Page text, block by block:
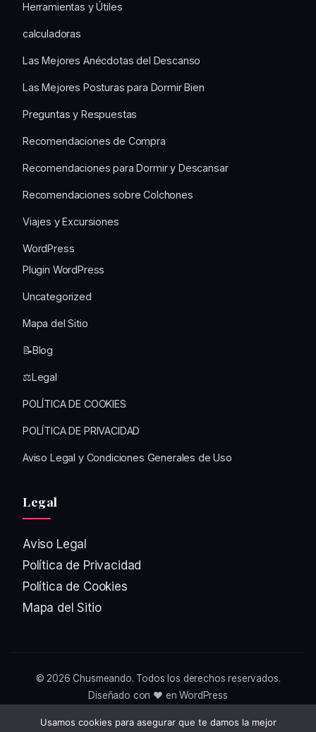
Herramientas y Útiles
calculadoras
Las Mejores Anécdotas del Descanso
Las Mejores Posturas para Dormir Bien
Preguntas y Respuestas
Recomendaciones de Compra
Recomendaciones para Dormir y Descansar
Recomendaciones sobre Colchones
Viajes y Excursiones
WordPress
Plugin WordPress
Uncategorized
Mapa del Sitio
📝Blog
⚖️Legal
POLÍTICA DE COOKIES
POLÍTICA DE PRIVACIDAD
Aviso Legal y Condiciones Generales de Uso
Legal
Aviso Legal
Política de Privacidad
Política de Cookies
Mapa del Sitio
© 2026Chusmeando. Todos los derechos reservados.
Diseñado con ❤️ en WordPress
Usamos cookies para asegurar que te damos la mejor